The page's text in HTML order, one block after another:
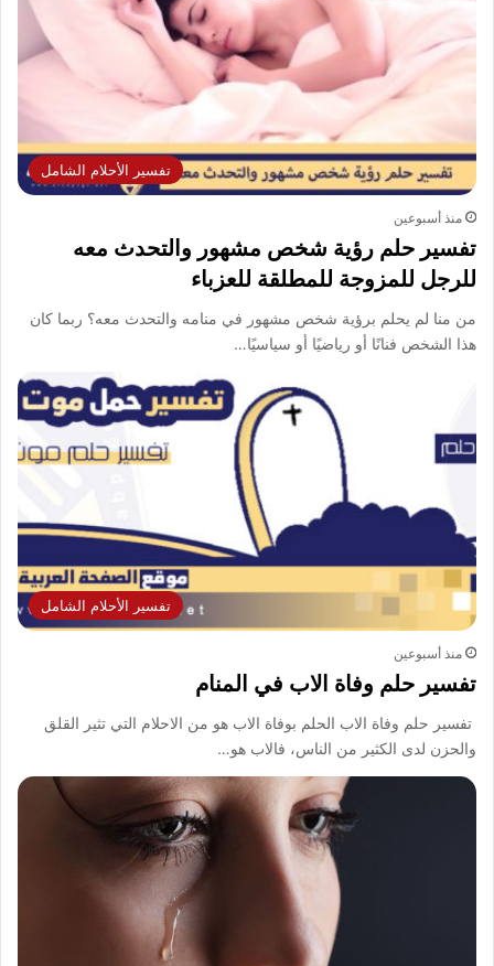
تفسير الأحلام الشامل
منذ أسبوعين
تفسير حلم رؤية شخص مشهور والتحدث معه
للرجل للمزوجة للمطلقة للعزباء
من منا لم يحلم برؤية شخص مشهور في منامه والتحدث معه؟ ربما كان
هذا الشخص فنانًا أو رياضيًا أو سياسيًا…
تفسير الأحلام الشامل
منذ أسبوعين
تفسير حلم وفاة الاب في المنام
تفسير حلم وفاة الاب الحلم بوفاة الاب هو من الاحلام التي تثير القلق
والحزن لدى الكثير من الناس، فالاب هو…